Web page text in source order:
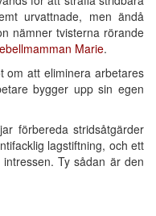
urvattnade, men ändå
nämner tvisterna rörande
Marie.
om att eliminera arbetares
bygger upp sin egen
förbereda stridsåtgärder
lagstiftning, och ett
Ty sådan är den